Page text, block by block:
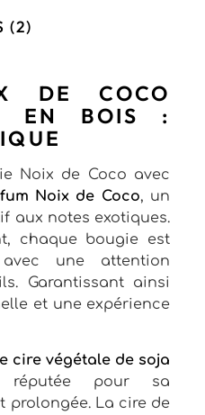
(2)
DE COCO
EN BOIS :
Noix de Coco avec
Noix de Coco, un
aux notes exotiques.
chaque bougie est
une attention
Garantissant ainsi
et une expérience
cire végétale de soja
pour sa
prolongée. La cire de